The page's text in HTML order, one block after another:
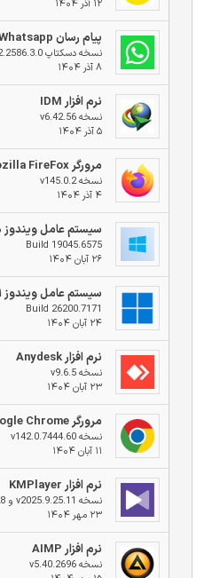
۱۲ آذر ۱۴۰۴
پیام رسان Whatsapp
نسخه دسکتاپ v2.2586.3.0
۸ آذر ۱۴۰۴
نرم افزار IDM
نسخه v6.42.56
۵ آذر ۱۴۰۴
مرورگر Mozilla FireFox
نسخه v145.0.2
۴ آذر ۱۴۰۴
سیستم عامل ویندوز ۱۰
Build 19045.6575
۲۶ آبان ۱۴۰۴
سیستم عامل ویندوز ۱۱
Build 26200.7171
۲۴ آبان ۱۴۰۴
نرم افزار Anydesk
نسخه v9.6.5
۲۳ آبان ۱۴۰۴
مرورگر Google Chrome
نسخه v142.0.7444.60
۱۱ آبان ۱۴۰۴
نرم افزار KMPlayer
نسخه v2025.9.25.11 و v4.2.3.28
۲۳ مهر ۱۴۰۴
نرم افزار AIMP
نسخه v5.40.2696